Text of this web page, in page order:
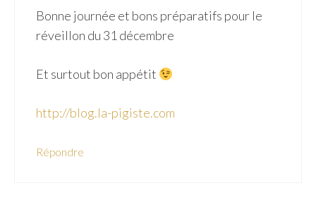
Bonne journée et bons préparatifs pour le
réveillon du 31 décembre
Et surtout bon appétit
http://blog.la-pigiste.com
Répondre